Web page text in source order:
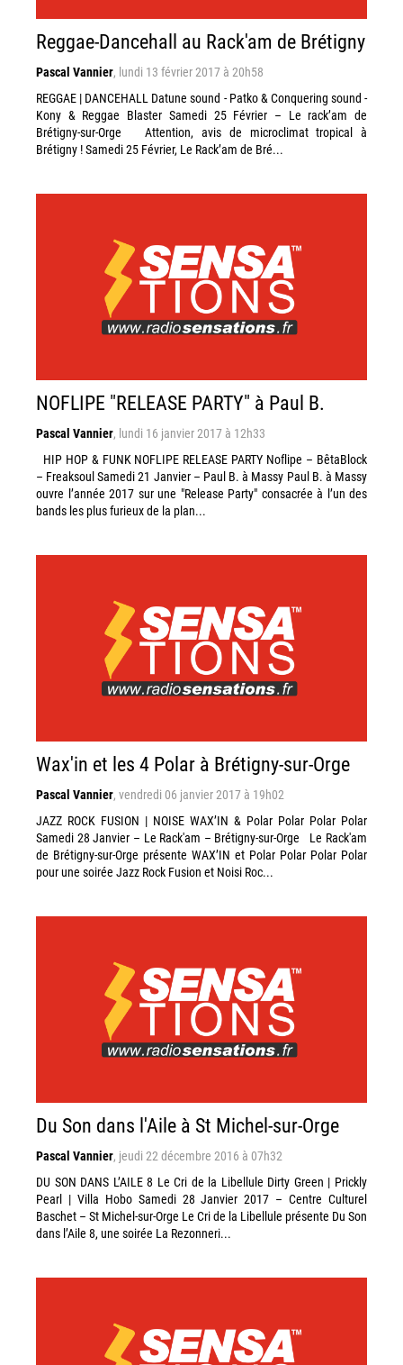
Reggae-Dancehall au Rack'am de Brétigny
Pascal Vannier, lundi 13 février 2017 à 20h58
REGGAE | DANCEHALL Datune sound - Patko & Conquering sound -
Kony & Reggae Blaster Samedi 25 Février – Le rack’am de
Brétigny-sur-Orge Attention, avis de microclimat tropical à
Brétigny ! Samedi 25 Février, Le Rack’am de Bré...
NOFLIPE "RELEASE PARTY" à Paul B.
Pascal Vannier, lundi 16 janvier 2017 à 12h33
HIP HOP & FUNK NOFLIPE RELEASE PARTY Noflipe – BêtaBlock
– Freaksoul Samedi 21 Janvier – Paul B. à Massy Paul B. à Massy
ouvre l’année 2017 sur une "Release Party" consacrée à l’un des
bands les plus furieux de la plan...
Wax'in et les 4 Polar à Brétigny-sur-Orge
Pascal Vannier, vendredi 06 janvier 2017 à 19h02
JAZZ ROCK FUSION | NOISE WAX’IN & Polar Polar Polar Polar
Samedi 28 Janvier – Le Rack'am – Brétigny-sur-Orge Le Rack'am
de Brétigny-sur-Orge présente WAX’IN et Polar Polar Polar Polar
pour une soirée Jazz Rock Fusion et Noisi Roc...
Du Son dans l'Aile à St Michel-sur-Orge
Pascal Vannier, jeudi 22 décembre 2016 à 07h32
DU SON DANS L’AILE 8 Le Cri de la Libellule Dirty Green | Prickly
Pearl | Villa Hobo Samedi 28 Janvier 2017 – Centre Culturel
Baschet – St Michel-sur-Orge Le Cri de la Libellule présente Du Son
dans l’Aile 8, une soirée La Rezonneri...